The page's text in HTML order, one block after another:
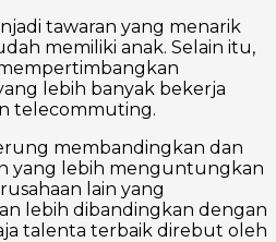
tawaran yang menarik
memiliki anak. Selain itu,
lebih banyak bekerja
telecommuting.
membandingkan dan
yang lebih menguntungkan
lain yang
lebih dibandingkan dengan
talenta terbaik direbut oleh